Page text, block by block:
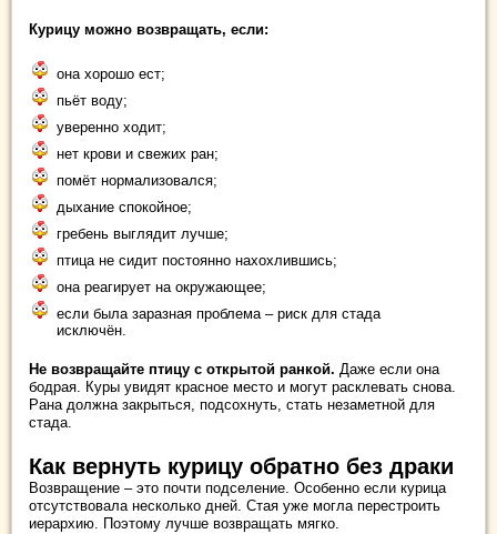
Курицу можно возвращать, если:
она хорошо ест;
пьёт воду;
уверенно ходит;
нет крови и свежих ран;
помёт нормализовался;
дыхание спокойное;
гребень выглядит лучше;
птица не сидит постоянно нахохлившись;
она реагирует на окружающее;
если была заразная проблема – риск для стада
исключён.
Не возвращайте птицу с открытой ранкой. Даже если она
бодрая. Куры увидят красное место и могут расклевать снова.
Рана должна закрыться, подсохнуть, стать незаметной для
стада.
Как вернуть курицу обратно без драки
Возвращение – это почти подселение. Особенно если курица
отсутствовала несколько дней. Стая уже могла перестроить
иерархию. Поэтому лучше возвращать мягко.